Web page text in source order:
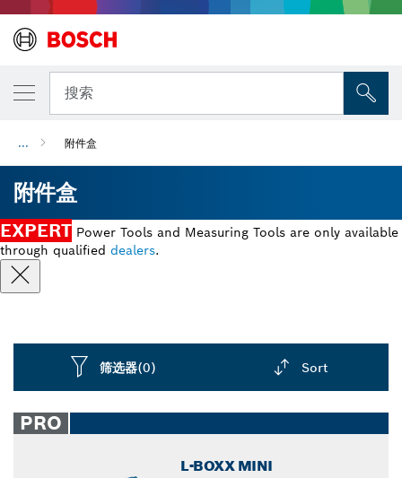
搜索
... 附件盒
附件盒
EXPERT Power Tools and Measuring Tools are only available
through qualified dealers.
筛选器(0) Sort
closed
PRO
L-BOXX MINI